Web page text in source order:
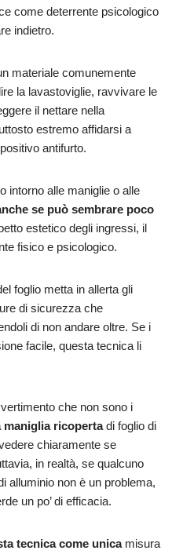
come deterrente psicologico
indietro.
materiale comunemente
la lavastoviglie, ravvivare le
il nettare nella
estremo affidarsi a
antifurto.
intorno alle maniglie o alle
se può sembrare poco
estetico degli ingressi, il
fisico e psicologico.
foglio metta in allerta gli
di sicurezza che
di non andare oltre. Se i
facile, questa tecnica li
che non sono i
maniglia ricopertadi foglio di
chiaramente se
in realtà, se qualcuno
alluminio non è un problema,
un po’ di efficacia.
tecnica come unicamisura